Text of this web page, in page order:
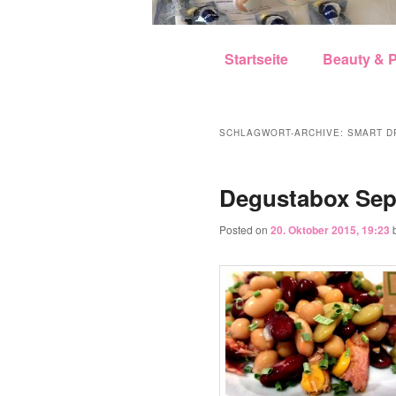
Zum Inhalt wechseln
Zum sekundären Inhalt
Startseite Beauty &
SCHLAGWORT-ARCHIVE: SMART
Degustabox
Posted on 20. Oktober 2015, 19:23